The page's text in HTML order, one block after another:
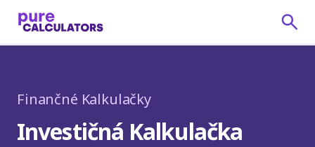
Finančné Kalkulačky
Investičná Kalkulačka